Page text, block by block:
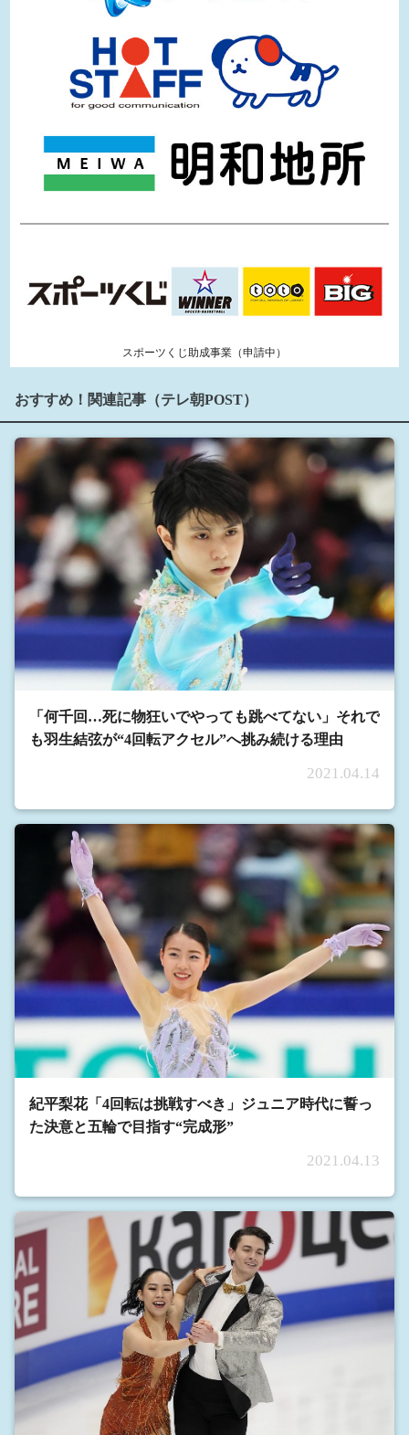
スポーツくじ助成事業（申請中）
おすすめ！関連記事（テレ朝POST）
「何千回…死に物狂いでやっても跳べてない」それで
も羽生結弦が“4回転アクセル”へ挑み続ける理由
2021.04.14
紀平梨花「4回転は挑戦すべき」ジュニア時代に誓っ
た決意と五輪で目指す“完成形”
2021.04.13